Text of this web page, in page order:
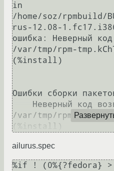
in
/home/soz/rpmbuild/
rus-12.08-
ошибка: Неверный
/var/tmp/rpm-
(%install)
Ошибки сборки
/var/tmp/rpm-
(%install)
ailurus.spec
%if ! (0%{?fedora}